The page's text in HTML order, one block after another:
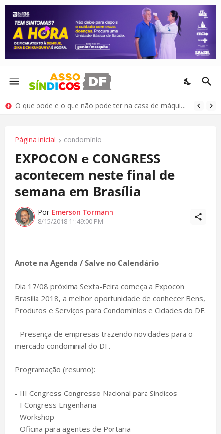
O que pode e o que não pode ter na casa de máquinas e no passadiço do elevador
Página inicial condomínio
EXPOCON e CONGRESS
acontecem neste final de
semana em Brasília
Por Emerson Tormann
8/15/2018 11:49:00 PM
Anote na Agenda / Salve no Calendário
Dia 17/08 próxima Sexta-Feira começa a Expocon
Brasília 2018, a melhor oportunidade de conhecer Bens,
Produtos e Serviços para Condomínios e Cidades do DF.
- Presença de empresas trazendo novidades para o
mercado condominial do DF.
Programação (resumo):
- III Congress Congresso Nacional para Síndicos
- I Congress Engenharia
- Workshop
- Oficina para agentes de Portaria